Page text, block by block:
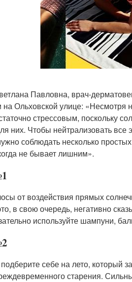
Павловна, врач-
на Ольховской улице:
стрессовым, поскольку
них. Чтобы нейтрализовать
соблюдать несколько
не бывает лишним».
от воздействия прямых
в свою очередь, негативно
используйте шампуни,
себе на лето, который
старения.